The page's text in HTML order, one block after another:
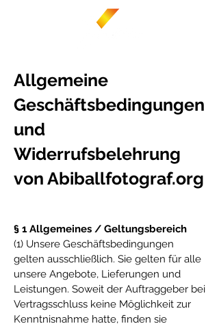
Allgemeine
Geschäftsbedingungen
und
Widerrufsbelehrung
von Abiballfotograf.org
§ 1 Allgemeines / Geltungsbereich
(1) Unsere Geschäftsbedingungen
gelten ausschließlich. Sie gelten für alle
unsere Angebote, Lieferungen und
Leistungen. Soweit der Auftraggeber bei
Vertragsschluss keine Möglichkeit zur
Kenntnisnahme hatte, finden sie